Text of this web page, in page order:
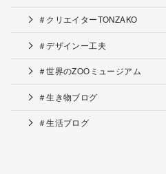
＃クリエイターTONZAKO
＃デザインー工夫
＃世界のZOOミュージアム
＃生き物ブログ
＃生活ブログ